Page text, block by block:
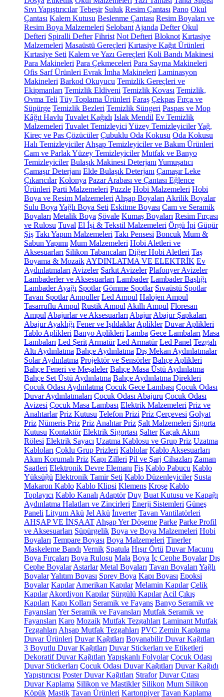
Sıvı Yapıştırıcılar Tebeşir Suluk Resim Çantası Pano Okul
Çantası Kalem Kutusu Beslenme Çantası Resim Boyaları ve
Resim Boya Malzemeleri Selobant Ajanda Defter Okul
Defteri Spiralli Defter Fihrist Not Defteri Bloknot Kırtasiye
Malzemeleri Masaüstü Gereçleri Kırtasiye Kağıt Ürünleri
Kırtasiye Seti Kalem ve Yazı Gereçleri Koli Bandı Makinesi
Para Makineleri Para Çekmeceleri Para Sayma Makineleri
Ofis Sarf Ürünleri Evrak İmha Makineleri Laminasyon
Makineleri Barkod Okuyucu Temizlik Gereçleri ve
Ekipmanları Temizlik Eldiveni Temizlik Kovası Temizlik,
Ovma Teli Tüy Toplama Ürünleri Faraş Çekpas Fırça ve
Süpürge Temizlik Bezleri Temizlik Süngeri Paspas ve Mop
Kâğıt Havlu Tuvalet Kağıdı Islak Mendil Ev Temizlik
Malzemeleri Tuvalet Temizleyici Yüzey TemizleyicilerYağ,
Kireç ve Pas Çözücüler Çubuklu Oda Kokusu Oda Kokusu
Halı Temizleyiciler Ahşap Temizleyiciler ve Bakım Ürünleri
Cam ve Parlak Yüzey Temizleyiciler Mutfak ve Banyo
Temizleyiciler Bulaşık Makinesi Deterjanı Yumuşatıcı
Çamaşır Deterjanı Elde Bulaşık Deterjanı Çamaşır Leke
Çıkarıcılar Kolonya Pazar Arabası ve Çantası Eğlence
Ürünleri Parti Malzemeleri Puzzle Hobi Malzemeleri Hobi
Boya ve Resim Malzemeleri Ahşap Boyaları Akrilik Boyalar
Sulu Boya Yağlı Boya Seti Eskitme Boyası Cam ve Seramik
Boyaları Metalik Boya Şövale Kumaş Boyaları Resim Fırçası
ve Rulosu Tuval El İşi & Tekstil Malzemeleri Örgü İpi Güpür
Şiş Takı Yapım Malzemeleri Takı Pensesi Boncuk Mum &
Sabun Yapımı Mum Malzemeleri Hobi Aletleri ve
Aksesuarları Silikon Tabancaları Diğer Hobi Aletleri Taş
Boyama & Mozaik AYDINLATMA VE ELEKTRİK Ev
Aydınlatmaları Avizeler Sarkıt Avizeler Plafonyer Avizeler
Lambaderler ve Aksesuarları Lambader Lambader Başlığı
Lambader Ayağı Spotlar Gömme Spotlar Sıvaüstü Spotlar
Tavan Spotlar Ampuller Led Ampul Halojen Ampul
Tasarruflu Ampul Rustik Ampul Akıllı Ampul Floresan
Ampul Abajurlar ve Aksesuarları Abajur Abajur Şapkaları
Abajur Ayaklığı Fener ve Işıldaklar Aplikler Duvar Aplikleri
Tablo Aplikleri Banyo Aplikleri Lamba Gece Lambaları Masa
Lambaları Led Şerit Armatür Led Armatür Led Panel Tezgah
Altı Aydınlatma Bahçe Aydınlatma Dış Mekan Aydınlatmalar
Solar Aydınlatma Projektör ve Sensörler Bahçe Aplikleri
Bahçe Feneri ve Meşaleler Bahçe Masa Üstü Aydınlatma
Bahçe Set Üstü Aydınlatma Bahçe Aydınlatma Direkleri
Çocuk Odası Aydınlatma Çocuk Gece Lambası Çocuk Odası
Duvar Aydınlatmaları Çocuk Odası Abajuru Çocuk Odası
Avizesi Çocuk Masa Lambası Elektrik Malzemeleri Priz ve
Anahtarlar Priz Kutusu Telefon Prizi Priz Çerçevesi Golyat
Priz Nümeris Priz Priz Anahtar Priz Şalt Malzemeleri Sigorta
Kutusu Kontaktör Elektrik Sigortası Şalter Kaçak Akım
Rölesi Elektrik Sayacı Uzatma Kablosu ve Grup Priz Uzatma
Kabloları Çoklu Grup Prizleri Kablolar Kablo Aksesuarları
Akım Korumalı Priz Kapı Zilleri Pil ve Şarj Cihazları Zaman
Saatleri Elektronik Devre Elemanı Fiş Kablo Pabucu Kablo
Yüksüğü Elektronik Tamir Seti Kablo Düzenleyiciler Susta
Makaron Kablo Kablo Klipsi Klemens Kroşe Kablo
Toplayıcı Kablo Kanalı Adaptör Duy Buat Kutusu ve Kapağı
Aydınlatma Halatları ve Zincirleri Enerji Sistemleri Güneş
Paneli Lityum Akü Jel Akü İnverter Tavan Vantilatörleri
AHŞAP VE İNŞAAT Ahşap Yer Döşeme Parke Parke Profil
ve Aksesuarları Süpürgelik Boya ve Boya Malzemeleri Hobi
Boyaları Tempare Boyası Boya Malzemeleri Tinerler
Maskeleme Bandı Vernik Spatula Hışır Örtü Duvar Macunu
Boya Fırçaları Boya Rulosu Mala Boya İç Cephe Boyalar Dış
Cephe Boyalar Astarlar Metal Boyaları Tavan Boyaları Yağlı
BoyalarYalıtım Boyası Sprey Boya Kapı Boyası Epoksi
Boyalar Kapılar Amerikan Kapılar Melamin Kapılar Çelik
Kapılar Akordiyon Kapılar Sürgülü Kapılar Acil Çıkış
Kapıları Kapı Kolları Seramik ve Fayans Banyo Seramik ve
Fayansları Yer Seramik ve Fayansları Mutfak Seramik ve
Fayansları Karo Mozaik Mutfak Tezgahları Laminant Mutfak
Tezgahları Ahşap Mutfak Tezgahları PVC Zemin Kaplama
Duvar Ürünleri Duvar Kağıtları Boyanabilir Duvar Kağıtları
3 Boyutlu Duvar Kağıtları Duvar Stickerları ve Etiketleri
Dekoratif Duvar Kağıtları Yapışkanlı Folyolar Çocuk Odası
Duvar Stickerları Çocuk Odası Duvar Kağıtları Duvar Kağıdı
Yapıştırıcısı Poster Duvar Kağıtları Strafor Duvar Çıtası
Duvar Kaplama Silikon ve Mastikler Silikon Mum Silikon
Köpük Mastik Tavan Ürünleri Kartonpiyer Tavan Kaplama